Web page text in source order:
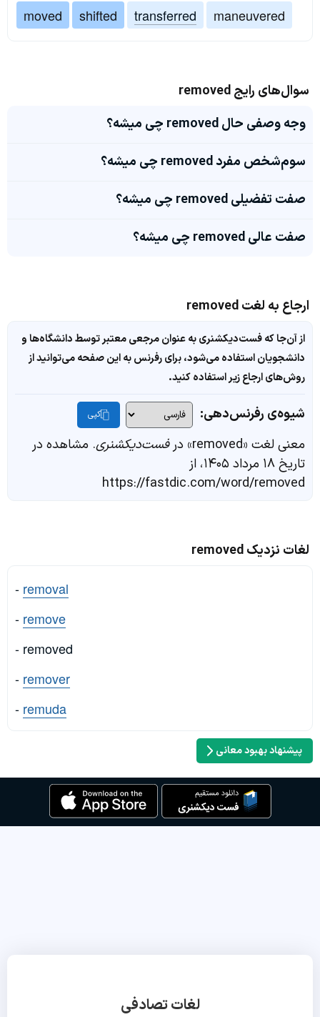
moved
shifted transferred maneuvered
سوال‌های رایج removed
وجه وصفی حال removed چی میشه؟
سوم‌شخص مفرد removed چی میشه؟
صفت تفضیلی removed چی میشه؟
صفت عالی removed چی میشه؟
ارجاع به لغت removed
از آن‌جا که فست‌دیکشنری به عنوان مرجعی معتبر توسط دانشگاه‌ها و
دانشجویان استفاده می‌شود، برای رفرنس به این صفحه می‌توانید از
روش‌های ارجاع زیر استفاده کنید.
شیوه‌ی رفرنس‌دهی: کپی
معنی لغت «removed» در فست‌دیکشنری. مشاهده در
تاریخ ۱۸ مرداد ۱۴۰۵، از
https://fastdic.com/word/removed
لغات نزدیک removed
- removal
- remove
- removed
- remover
- remuda
پیشنهاد بهبود معانی
لغات تصادفی